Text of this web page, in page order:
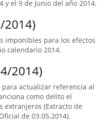
y el 9 de Junio del año 2014.
2014)
imponibles para los efectos
calendario 2014.
2014)
para actualizar referencia al
como delito el
extranjeros (Extracto de
de 03.05.2014).